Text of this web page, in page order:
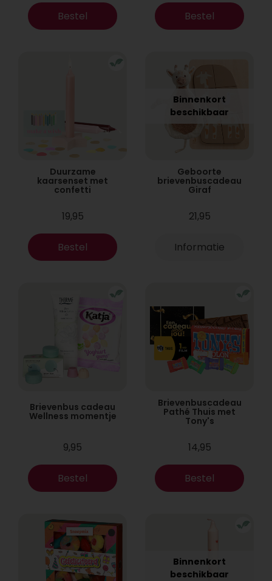
Bestel Bestel
Duurzame
kaarsenset met
confetti
19,95
Bestel
Binnenkort
beschikbaar
Geboorte
brievenbuscadeau
Giraf
21,95
Informatie
Brievenbus cadeau
Wellness momentje
9,95
Bestel
Brievenbuscadeau
Pathé Thuis met
Tony's
14,95
Bestel
Binnenkort
beschikbaar